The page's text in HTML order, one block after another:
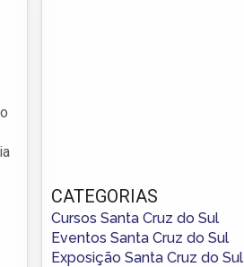
CATEGORIAS
Cursos Santa Cruz do Sul
Eventos Santa Cruz do Sul
Exposição Santa Cruz do Sul